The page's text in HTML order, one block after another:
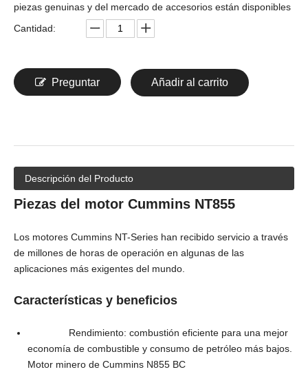
piezas genuinas y del mercado de accesorios están disponibles
Cantidad:
Preguntar Añadir al carrito
Descripción del Producto
Piezas del motor Cummins NT855
Los motores Cummins NT-Series han recibido servicio a través
de millones de horas de operación en algunas de las
aplicaciones más exigentes del mundo.
Características y beneficios
Rendimiento: combustión eficiente para una mejor
economía de combustible y consumo de petróleo más bajos.
Motor minero de Cummins N855 BC